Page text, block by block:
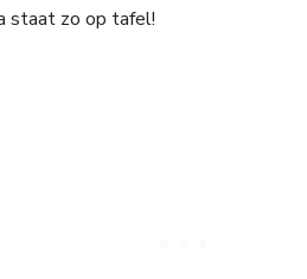
staat zo op tafel!